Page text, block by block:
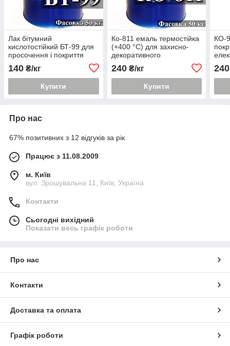
Лак бітумний
кислотостійкий БТ-99 для
просочення і покриття
машин і апаратів
140 ₴/кг
Купити
Ко-811 емаль термостійка
(+400 °C) для захисно-
декоративного
титанових поверхонь
240₴/кг
Купити
КО-
240
Про нас
67% позитивних з 12 відгуків за рік
Працює з 11.08.2009
м. Київ
вул. Зрошувальна 11, Київ, Україна
Контакти
Сьогодні вихідний
Показати весь графік роботи
Про нас
Контакти
Доставка та оплата
Графік роботи